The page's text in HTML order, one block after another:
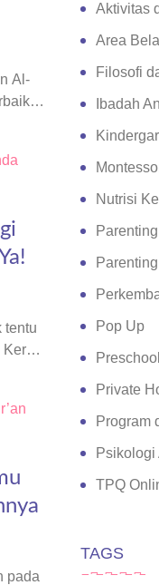
Al-
tentu
pada
Aktivitas
Area
Filosofi
Ibadah
Nutrisi
Parenting
Pop Up
Preschool
Private
Program
Psikologi
TPQ
TAGS